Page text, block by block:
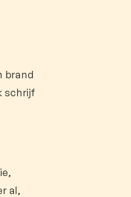
brand
schrijf
al,